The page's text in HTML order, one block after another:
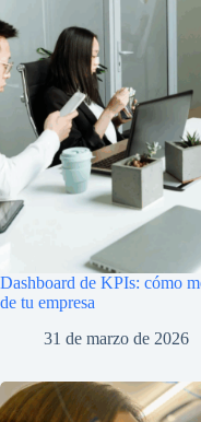
Dashboard de KPIs: cómo
de tu empresa
31 de marzo de 2026